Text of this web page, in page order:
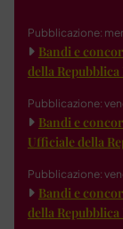
Pubblicazione:
Bandi e
della
Pubblicazione:
Bandi e
Ufficiale della
Pubblicazione:
Bandi e
della